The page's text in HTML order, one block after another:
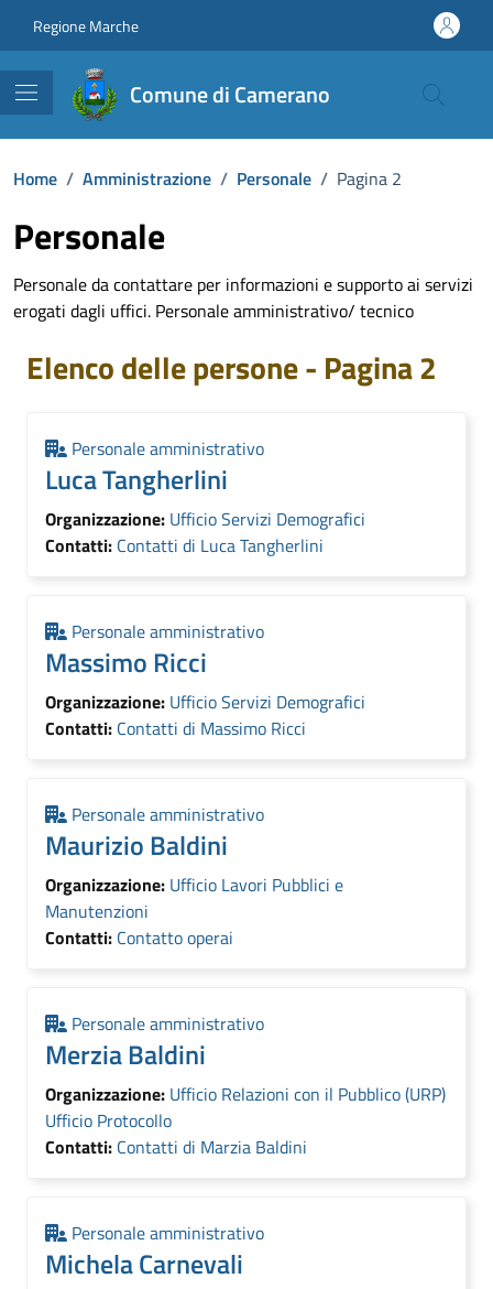
Regione Marche
Comune di Camerano
Home / Amministrazione / Personale / Pagina 2
Personale
Personale da contattare per informazioni e supporto ai servizi
erogati dagli uffici. Personale amministrativo/ tecnico
Elenco delle persone - Pagina 2
Personale amministrativo
Luca Tangherlini
Organizzazione: Ufficio Servizi Demografici
Contatti: Contatti di Luca Tangherlini
Personale amministrativo
Massimo Ricci
Organizzazione: Ufficio Servizi Demografici
Contatti: Contatti di Massimo Ricci
Personale amministrativo
Maurizio Baldini
Organizzazione: Ufficio Lavori Pubblici e
Manutenzioni
Contatti: Contatto operai
Personale amministrativo
Merzia Baldini
Organizzazione: Ufficio Relazioni con il Pubblico (URP)
Ufficio Protocollo
Contatti: Contatti di Marzia Baldini
Personale amministrativo
Michela Carnevali